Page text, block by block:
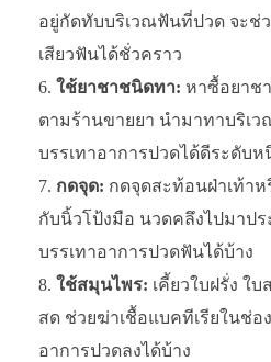
อยู่กัดทับบริเวณฟันที่ปวด จะช่
เสียวฟันได้ชั่วคราว
ใช้ยาชาชนิดทา: หาซื้อยาช
ตามร้านขายยา นำมาทาบริเ
บรรเทาอาการปวดได้ดีระดับห
กดจุด: กดจุดสะท้อนฝ่าเท้า
กับนิ้วโป้งมือ นวดคลึงไปมาป
บรรเทาอาการปวดฟันได้บ้าง
ใช้สมุนไพร: เคี้ยวใบฝรั่ง ใ
สด ช่วยฆ่าเชื้อแบคทีเรียในช่อ
อาการปวดลงได้บ้าง